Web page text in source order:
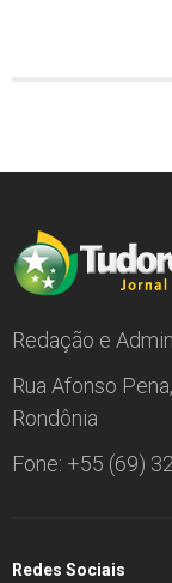
Redação e
Rua Afonso
Rondônia
Fone: +55 (69)
Redes Sociais